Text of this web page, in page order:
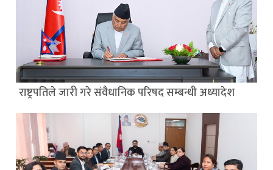
राष्ट्रपतिले जारी गरे संवैधानिक परिषद सम्बन्धी अध्यादेश